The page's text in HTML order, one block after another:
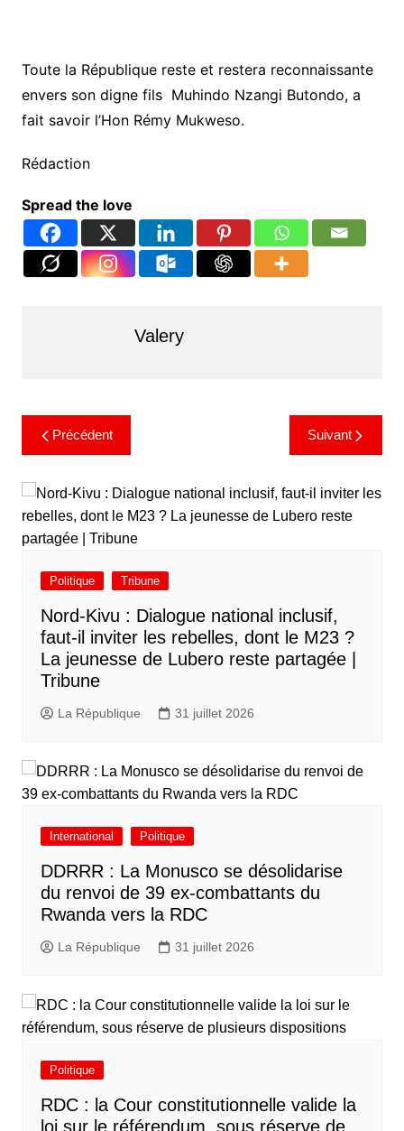
Toute la République reste et restera reconnaissante
envers son digne fils Muhindo Nzangi Butondo, a
fait savoir l’Hon Rémy Mukweso.
Rédaction
Spread the love
Valery
Précédent Suivant
Politique Tribune
Nord-Kivu : Dialogue national inclusif,
faut-il inviter les rebelles, dont le M23 ?
La jeunesse de Lubero reste partagée |
Tribune
La République 31 juillet 2026
International Politique
DDRRR : La Monusco se désolidarise
du renvoi de 39 ex-combattants du
Rwanda vers la RDC
La République 31 juillet 2026
Politique
RDC : la Cour constitutionnelle valide la
loi sur le référendum, sous réserve de